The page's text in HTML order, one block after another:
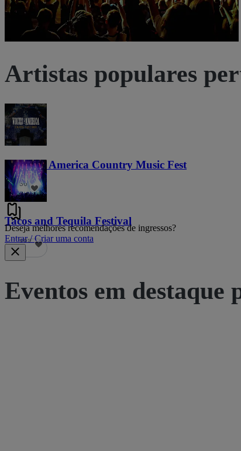
Artistas populares
Voices of America Country Music Fest
36
Tacos and Tequila Festival
689
Deseja melhores recomendações de ingressos?
Entrar / Criar uma conta
Eventos em destaque